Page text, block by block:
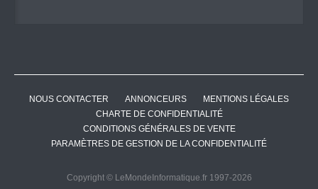
NOUS CONTACTER ANNONCEURS
MENTIONS LÉGALES
CHARTE DE CONFIDENTIALITÉ
CONDITIONS GÉNÉRALES DE VENTE
PARAMÈTRES DE GESTION DE LA CONFIDENTIALITÉ
Copyright © LeMondeInformatique.fr 1997-2026